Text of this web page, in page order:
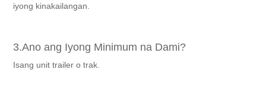
iyong kinakailangan.
3.Ano ang Iyong Minimum na Dami?
Isang unit trailer o trak.